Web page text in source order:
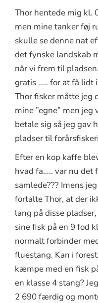
Thor hentede mig kl.
men mine tanker føj
skulle se denne nat
det fynske landskab
når vi frem til
gratis ….. for at få lidt
Thor fisker måtte jeg
mine ”egne” men
betale sig så jeg gav
pladser til
Efter en kop kaffe
hvad fa….. var nu det
samlede??? Imens
fortalte Thor, at der
lang på disse
sine fisk på en 9 fod
normalt forbinder
fluestang. Kan i
kæmpe med en fisk
en klasse 4 stang?
2 690 færdig og